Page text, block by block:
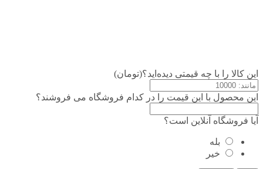
این کالا را با چه قیمتی دیده‌اید؟(تومان)
این محصول با این قیمت را در کدام فروشگاه می فروشند؟
آیا فروشگاه آنلاین است؟
بله
خیر